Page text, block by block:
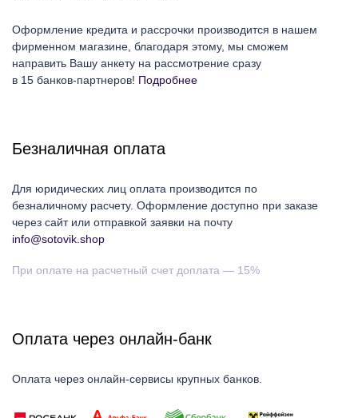
Оформление кредита и рассрочки производится в нашем
фирменном магазине, благодаря этому, мы сможем
направить Вашу анкету на рассмотрение сразу
в 15 банков-партнеров! Подробнее
Безналичная оплата
Для юридических лиц оплата производится по
безналичному расчету. Оформление доступно при заказе
через сайт или отправкой заявки на почту
info@sotovik.shop
При оплате на расчетный счет доплата — 15%
Оплата через онлайн-банк
Оплата через онлайн-сервисы крупных банков.